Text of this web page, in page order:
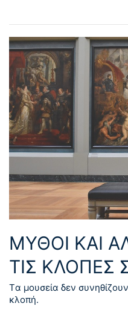
ΜΥΘΟΙ ΚΑΙ
ΤΙΣ ΚΛΟΠΕΣ
Tα μουσεία δεν
κλοπή.